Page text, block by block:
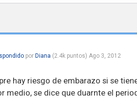
por Diana (2.4kpuntos) Ago 3, 2012
hay riesgo de embarazo si se
medio, se dice que duarnte el